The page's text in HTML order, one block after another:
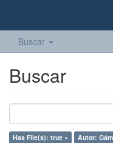
Buscar
Buscar
Has File(s): true × Autor: